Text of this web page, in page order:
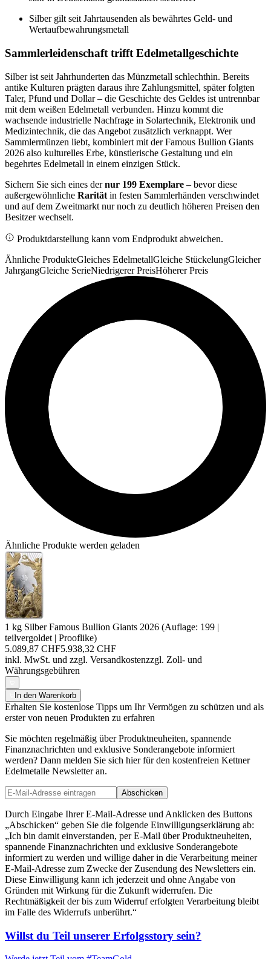
Silber gilt seit Jahrtausenden als bewährtes Geld- und
Wertaufbewahrungsmetall
Sammlerleidenschaft trifft Edelmetallgeschichte
Silber ist seit Jahrhunderten das Münzmetall schlechthin. Bereits
antike Kulturen prägten daraus ihre Zahlungsmittel, später folgten
Taler, Pfund und Dollar – die Geschichte des Geldes ist untrennbar
mit dem weißen Edelmetall verbunden. Hinzu kommt die
wachsende industrielle Nachfrage in Solartechnik, Elektronik und
Medizintechnik, die das Angebot zusätzlich verknappt. Wer
Sammlermünzen liebt, kombiniert mit der Famous Bullion Giants
2026 also kulturelles Erbe, künstlerische Gestaltung und ein
begehrtes Edelmetall in einem einzigen Stück.
Sichern Sie sich eines dernur 199 Exemplare – bevor diese
außergewöhnliche Rarität in festen Sammlerhänden verschwindet
und auf dem Zweitmarkt nur noch zu deutlich höheren Preisen den
Besitzer wechselt.
Produktdarstellung kann vom Endprodukt abweichen.
Ähnliche ProdukteGleiches EdelmetallGleiche StückelungGleicher
JahrgangGleiche SerieNiedrigerer PreisHöherer Preis
Ähnliche Produkte werden geladen
1 kg Silber Famous Bullion Giants 2026 (Auflage: 199 |
teilvergoldet | Prooflike)
5.089,87 CHF5.938,32 CHF
inkl. MwSt. und zzgl. Versandkostenzzgl. Zoll- und
Währungsgebühren
In den Warenkorb
Erhalten Sie kostenlose Tipps um Ihr Vermögen zu schützen und als
erster von neuen Produkten zu erfahren
Sie möchten regelmäßig über Produktneuheiten, spannende
Finanznachrichten und exklusive Sonderangebote informiert
werden? Dann melden Sie sich hier für den kostenfreien Kettner
Edelmetalle Newsletter an.
Abschicken
Durch Eingabe Ihrer E-Mail-Adresse und Anklicken des Buttons
„Abschicken“ geben Sie die folgende Einwilligungserklärung ab:
„Ich bin damit einverstanden, per E-Mail über Produktneuheiten,
spannende Finanznachrichten und exklusive Sonderangebote
informiert zu werden und willige daher in die Verarbeitung meiner
E-Mail-Adresse zum Zwecke der Zusendung des Newsletters ein.
Diese Einwilligung kann ich jederzeit und ohne Angabe von
Gründen mit Wirkung für die Zukunft widerrufen. Die
Rechtmäßigkeit der bis zum Widerruf erfolgten Verarbeitung bleibt
im Falle des Widerrufs unberührt.“
Willst du Teil unserer Erfolgsstory sein?